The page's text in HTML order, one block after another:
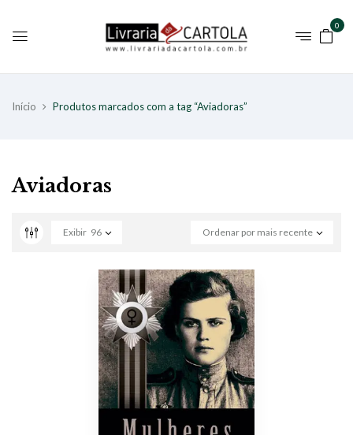
0
Início Produtos marcados com a tag “Aviadoras”
Aviadoras
Ordenar por mais recente
Exibir 96